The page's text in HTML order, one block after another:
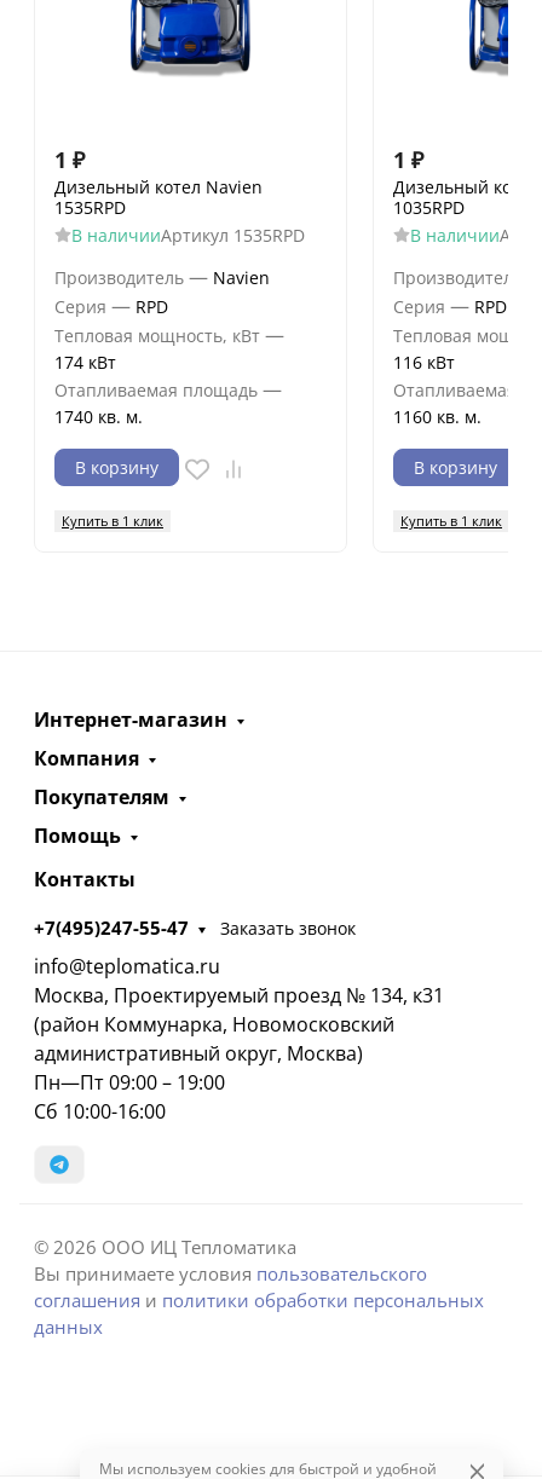
1 ₽
Дизельный котел Navien
1535RPD
В наличииАртикул 1535RPD
Производитель — Navien
Серия — RPD
Тепловая мощность, кВт —
174 кВт
Отапливаемая площадь —
1740 кв. м.
В корзину
Купить в 1 клик
1 ₽
Дизельный
1035RPD
В наличии
Производитель
Серия — RPD
Тепловая
116 кВт
Отапливаемая
1160 кв. м.
В корзину
Купить в 1 клик
Интернет-магазин
Компания
Покупателям
Помощь
Контакты
+7(495)247-55-47 Заказать звонок
info@teplomatica.ru
Москва, Проектируемый проезд № 134, к31
(район Коммунарка, Новомосковский
административный округ, Москва)
Пн—Пт 09:00 – 19:00
Сб 10:00-16:00
© 2026 ООО ИЦ Тепломатика
Вы принимаете условия пользовательского
соглашения и политики обработки персональных
данных
Мы используем cookies для быстрой и удобной